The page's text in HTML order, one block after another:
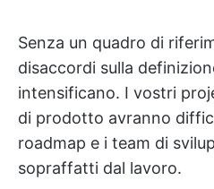
Senza un quadro di
disaccordi sulla
intensificano. I vostri
di prodotto avranno
roadmap e i team di
sopraffatti dal lavoro.